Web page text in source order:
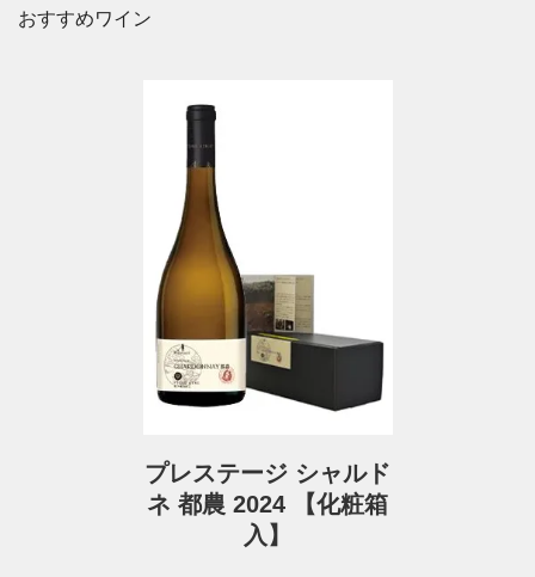
おすすめワイン
プレステージ シャルド
ネ 都農 2024 【化粧箱
入】